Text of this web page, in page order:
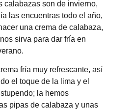
calabazas son de invierno,
las encuentras todo el año,
una crema de calabaza,
sirva para dar fría en
fría muy refrescante, así
el toque de la lima y el
la hemos
pipas de calabaza y unas